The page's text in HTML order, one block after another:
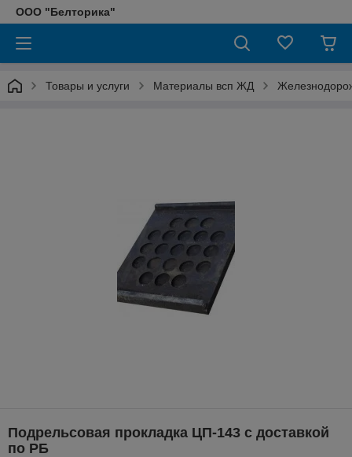
ООО "Белторика"
Товары и услуги Материалы всп ЖД
Подрельсовая прокладка ЦП-143 с доставкой
по РБ